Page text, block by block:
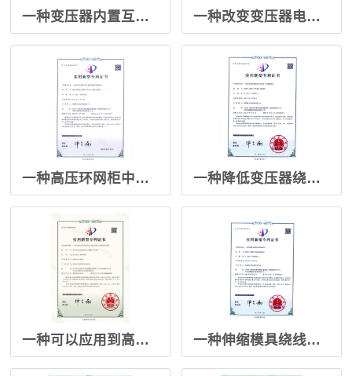
一种变压器内置互感器结构-2022.7.26 一种改变变压器电阻不平衡的结构2021.4.20
一种高压环网柜中便于操作的箱体边缘机构-2022.4.29 一种降低变压器绕组之间电阻不平衡的装置-2022.5.3
一种可以应用到高压绕组与低压绕组上的新型绕线模-2023.4 一种伸缩模具绕线时的绕组挡片-2022.5.3